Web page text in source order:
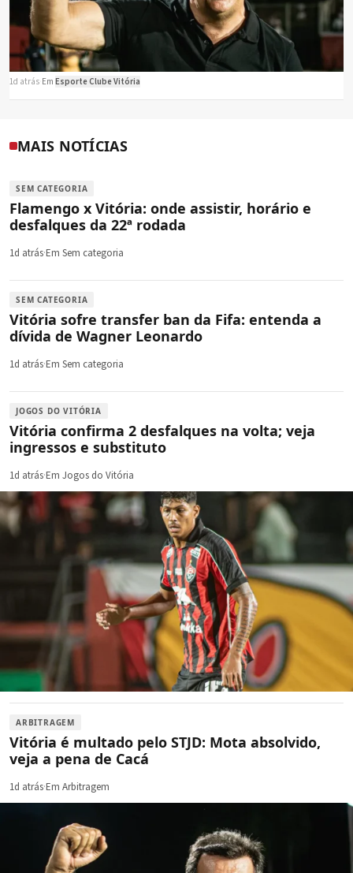
1d atrás Em Esporte Clube Vitória
MAIS NOTÍCIAS
SEM CATEGORIA
Flamengo x Vitória: onde assistir, horário e
desfalques da 22ª rodada
1d atrás·Em Sem categoria
SEM CATEGORIA
Vitória sofre transfer ban da Fifa: entenda a
dívida de Wagner Leonardo
1d atrás·Em Sem categoria
JOGOS DO VITÓRIA
Vitória confirma 2 desfalques na volta; veja
ingressos e substituto
1d atrás·Em Jogos do Vitória
ARBITRAGEM
Vitória é multado pelo STJD: Mota absolvido,
veja a pena de Cacá
1d atrás·Em Arbitragem